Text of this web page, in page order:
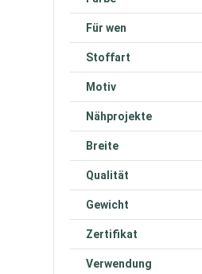
Für wen
Stoffart
Motiv
Nähprojekte
Breite
Qualität
Gewicht
Zertifikat
Verwendung